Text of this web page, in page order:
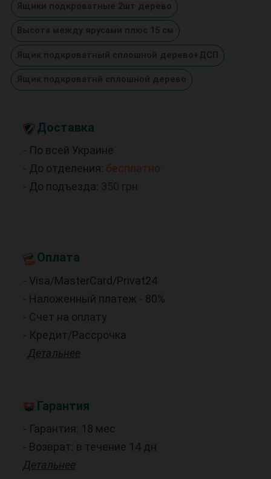
Ящики подкроватные 2шт дерево
Высота между ярусами плюс 15 см
Ящик подкроватный сплошной дерево+ДСП
Ящик подкроватнй сплошной дерево
Доставка
- По всей Украине
- До отделения: бесплатно
- До подъезда: 350 грн
Оплата
- Visa/MasterCard/Privat24
- Наложенный платеж - 80%
- Счет на оплату
- Кредит/Рассрочка
Детальнее
Гарантия
- Гарантия: 18 мес
- Возврат: в течение 14 дн
Детальнее